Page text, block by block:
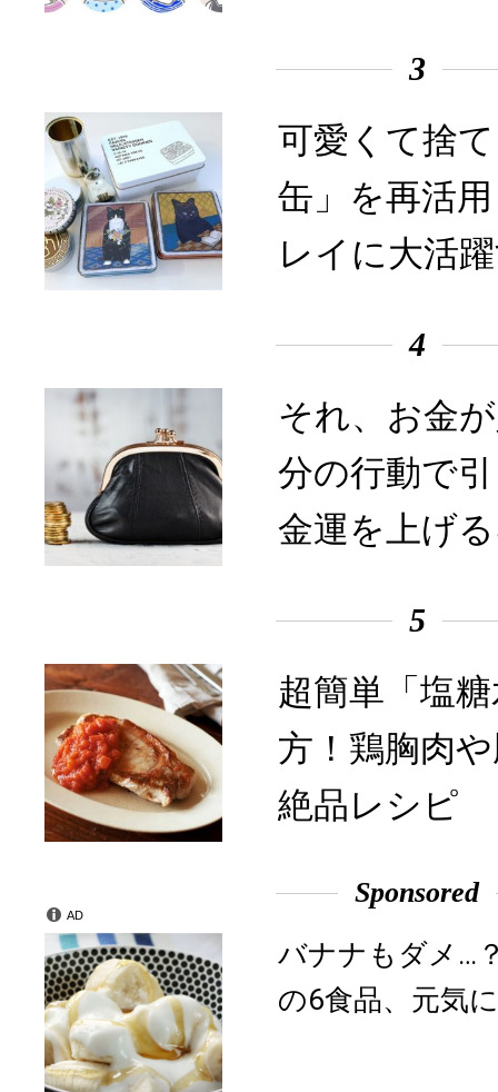
3
可愛くて捨
缶」を再活
レイに大活
4
それ、お金
分の行動で
金運を上げ
5
超簡単「塩
方！鶏胸肉
絶品レシピ
Sponsored
バナナもダメ…
の6食品、元気
AD